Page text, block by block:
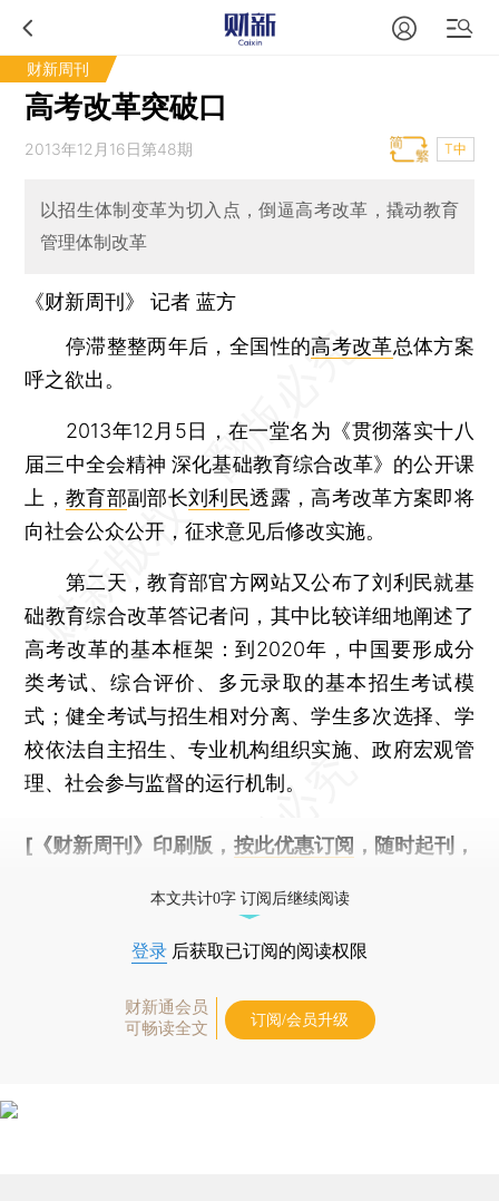
财新周刊
高考改革突破口
2013年12月16日第48期 T中
以招生体制变革为切入点，倒逼高考改革，撬动教育
管理体制改革
《财新周刊》 记者蓝方
停滞整整两年后，全国性的高考改革总体方案
呼之欲出。
2013年12月5日，在一堂名为《贯彻落实十八
届三中全会精神 深化基础教育综合改革》的公开课
上，教育部副部长刘利民透露，高考改革方案即将
向社会公众公开，征求意见后修改实施。
第二天，教育部官方网站又公布了刘利民就基
础教育综合改革答记者问，其中比较详细地阐述了
高考改革的基本框架：到2020年，中国要形成分
类考试、综合评价、多元录取的基本招生考试模
式；健全考试与招生相对分离、学生多次选择、学
校依法自主招生、专业机构组织实施、政府宏观管
理、社会参与监督的运行机制。
[《财新周刊》印刷版， 按此优惠订阅 ，随时起刊，
本文共计0字 订阅后继续阅读
登录 后获取已订阅的阅读权限
财新通会员
可畅读全文
订阅/会员升级